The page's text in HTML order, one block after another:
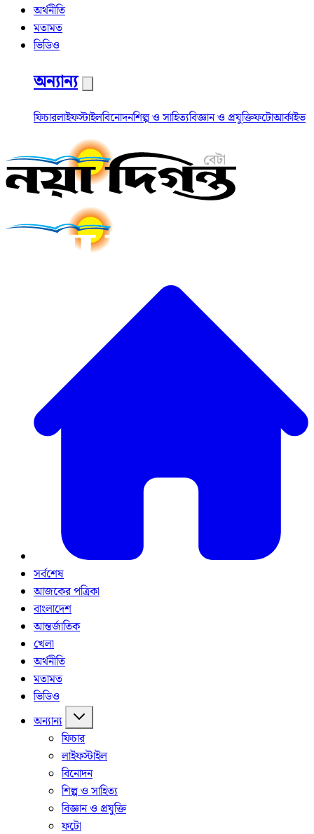
অর্থনীতি
মতামত
ভিডিও
অন্যান্য
ফিচারলাইফস্টাইলবিনোদনশিল্প ও সাহিত্যবিজ্ঞান ও প্রযুক্তিফটোআর্কাইভ
সর্বশেষ
আজকের পত্রিকা
বাংলাদেশ
আন্তর্জাতিক
খেলা
অর্থনীতি
মতামত
ভিডিও
অন্যান্য
ফিচার
লাইফস্টাইল
বিনোদন
শিল্প ও সাহিত্য
বিজ্ঞান ও প্রযুক্তি
ফটো